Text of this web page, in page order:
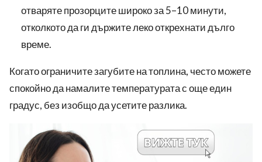
отваряте прозорците широко за 5–10 минути,
отколкото да ги държите леко открехнати дълго
време.
Когато ограничите загубите на топлина, често можете
спокойно да намалите температурата с още един
градус, без изобщо да усетите разлика.